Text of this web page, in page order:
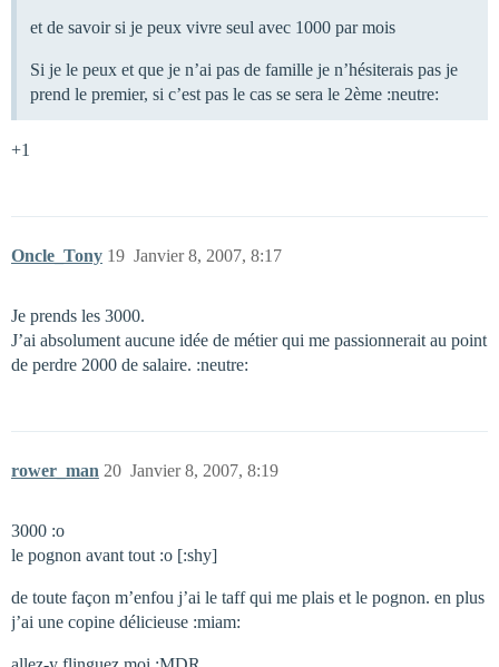
et de savoir si je peux vivre seul avec 1000 par mois
Si je le peux et que je n’ai pas de famille je n’hésiterais pas je
prend le premier, si c’est pas le cas se sera le 2ème :neutre:
+1
Oncle_Tony Janvier 8, 2007, 8:17
19
Je prends les 3000.
J’ai absolument aucune idée de métier qui me passionnerait au point
de perdre 2000 de salaire. :neutre:
rower_man Janvier 8, 2007, 8:19
20
3000 :o
le pognon avant tout :o [:shy]
de toute façon m’enfou j’ai le taff qui me plais et le pognon. en plus
j’ai une copine délicieuse :miam: